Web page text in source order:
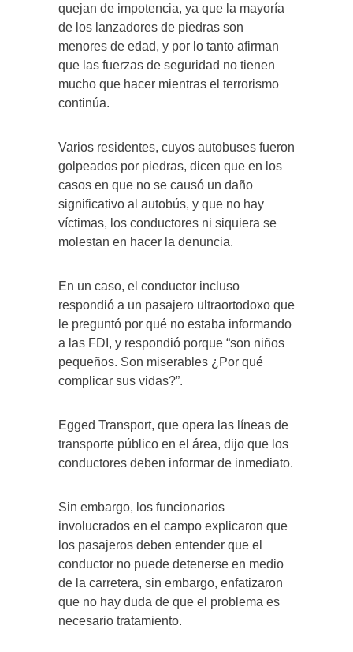
quejan de impotencia, ya que la mayoría
de los lanzadores de piedras son
menores de edad, y por lo tanto afirman
que las fuerzas de seguridad no tienen
mucho que hacer mientras el terrorismo
continúa.
Varios residentes, cuyos autobuses fueron
golpeados por piedras, dicen que en los
casos en que no se causó un daño
significativo al autobús, y que no hay
víctimas, los conductores ni siquiera se
molestan en hacer la denuncia.
En un caso, el conductor incluso
respondió a un pasajero ultraortodoxo que
le preguntó por qué no estaba informando
a las FDI, y respondió porque “son niños
pequeños. Son miserables ¿Por qué
complicar sus vidas?”.
Egged Transport, que opera las líneas de
transporte público en el área, dijo que los
conductores deben informar de inmediato.
Sin embargo, los funcionarios
involucrados en el campo explicaron que
los pasajeros deben entender que el
conductor no puede detenerse en medio
de la carretera, sin embargo, enfatizaron
que no hay duda de que el problema es
necesario tratamiento.